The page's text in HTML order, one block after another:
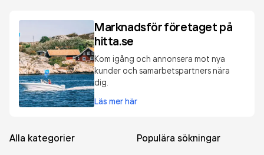
Marknadsför företaget på
hitta.se
Kom igång och annonsera mot nya
kunder och samarbetspartners nära
dig.
Läs mer här
Alla kategorier Populära sökningar